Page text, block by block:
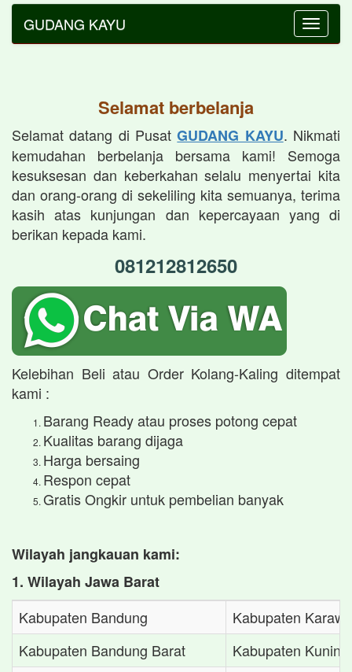
Toggle
GUDANG KAYU
Selamat berbelanja
Selamat datang di PusatGUDANG KAYU. Nikmati
kemudahan berbelanja bersama kami! Semoga
kesuksesan dan keberkahan selalu menyertai kita
dan orang-orang di sekeliling kita semuanya, terima
kasih atas kunjungan dan kepercayaan yang di
berikan kepada kami.
081212812650
Kelebihan Beli atau Order Kolang-Kaling ditempat
kami :
Barang Ready atau proses potong cepat
Kualitas barang dijaga
Harga bersaing
Respon cepat
Gratis Ongkir untuk pembelian banyak
Wilayah jangkauan kami:
1. Wilayah Jawa Barat
Kabupaten Bandung
Kabupaten
Kabupaten Bandung Barat
Kabupaten